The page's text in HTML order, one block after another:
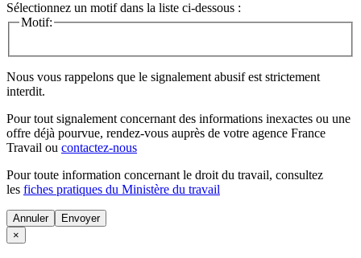
Sélectionnez un motif dans la liste ci-dessous :
Motif:
Nous vous rappelons que le signalement abusif est strictement
interdit.
Pour tout signalement concernant des informations inexactes ou une
offre déjà pourvue, rendez-vous auprès de votre agence France
Travail ou contactez-nous
Pour toute information concernant le droit du travail, consultez
les fiches pratiques du Ministère du travail
Annuler
×